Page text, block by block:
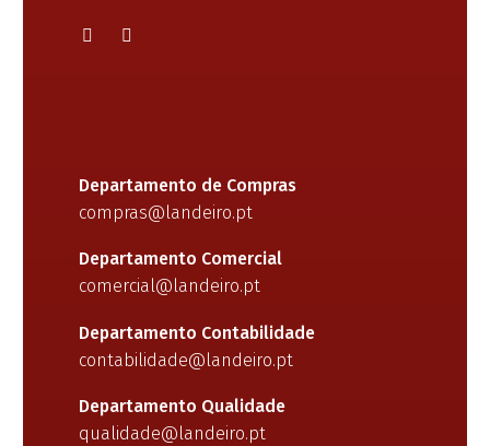
Departamento de Compras
compras@landeiro.pt
Departamento Comercial
comercial@landeiro.pt
Departamento Contabilidade
contabilidade@landeiro.pt
Departamento Qualidade
qualidade@landeiro.pt